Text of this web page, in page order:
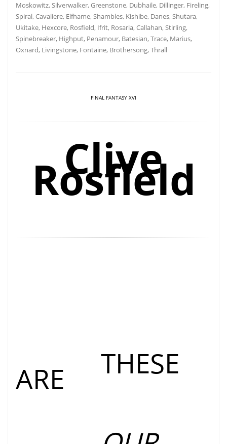
Moskowitz, Silverwalker, Greenstone, Dubhaile, Dillinger, Fireling,
Spiral, Cavaliere, Elfhame, Shambles, Kishibe, Danes, Shutara,
Ukitake, Hexcore, Rosfield, Ifrit, Rosaria, Callahan, Stirling,
Spinebreaker, Highput, Penamour, Batesian, Trace, Marius,
Oxnard, Livingstone, Fontaine, Brothersong, Thrall
FINAL FANTASY XVI
Clive
Rosfield
THESE
ARE